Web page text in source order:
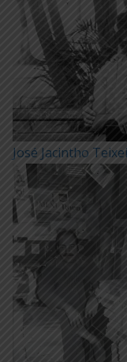
José Jacintho